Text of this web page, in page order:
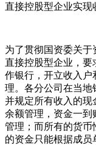
直接控股型企业实现
为了贯彻国资委关
直接控股型企业，要
作银行，开立收入户
理。各分公司在当地
并规定所有收入的现
余额管理，资金一到
管理；而所有的货币
的资金只能根据成